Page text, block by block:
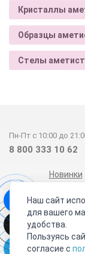
Кристаллы
Образцы
Стелы аметист
Пн-Пт с 10:00 до
8 800 333 10 62
Новинки
Отзывы
Обратная связь
Наш сайт
для вашего
удобства.
Пользуясь
согласие с